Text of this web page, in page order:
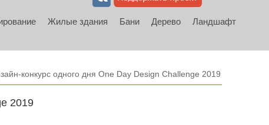
Жилые здания Бани Дерево
Ландшафт
конкурс одного дня One Day Design Challenge 2019
2019